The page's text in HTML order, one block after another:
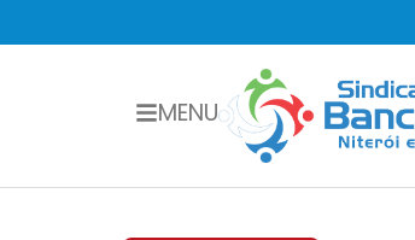
MENU